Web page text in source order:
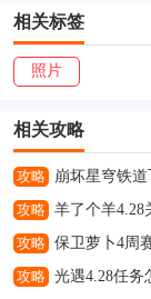
相关标签
照片
相关攻略
攻略
攻略
攻略
攻略